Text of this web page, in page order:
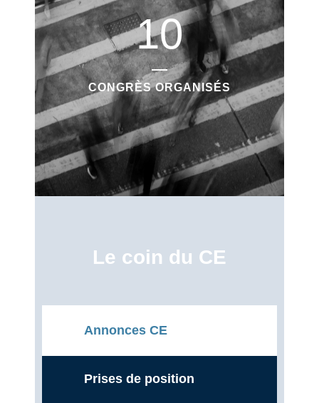
10
CONGRÈS ORGANISÉS
Le coin du CE
Annonces CE
Prises de position